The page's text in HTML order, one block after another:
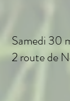
Samedi 30
2 route de